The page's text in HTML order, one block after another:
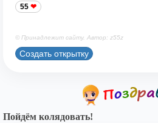
55
© Принадлежит сайту. Автор: z55z
Создать открытку
Пойдём колядовать!